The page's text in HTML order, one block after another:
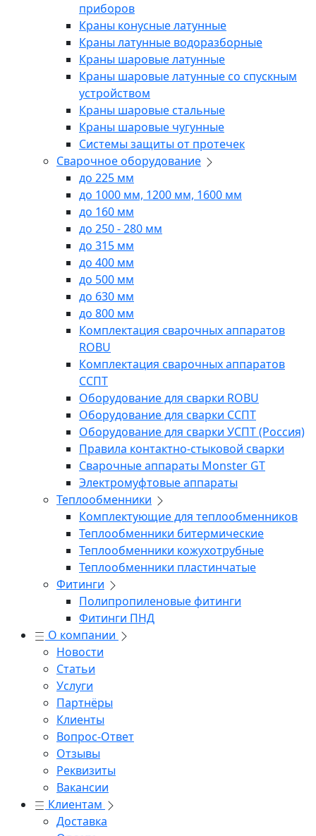
приборов
Краны конусные латунные
Краны латунные водоразборные
Краны шаровые латунные
Краны шаровые латунные со спускным
устройством
Краны шаровые стальные
Краны шаровые чугунные
Системы защиты от протечек
Сварочное оборудование
до 225 мм
до 1000 мм, 1200 мм, 1600 мм
до 160 мм
до 250 - 280 мм
до 315 мм
до 400 мм
до 500 мм
до 630 мм
до 800 мм
Комплектация сварочных аппаратов
ROBU
Комплектация сварочных аппаратов
ССПТ
Оборудование для сварки ROBU
Оборудование для сварки ССПТ
Оборудование для сварки УСПТ (Россия)
Правила контактно-стыковой сварки
Сварочные аппараты Monster GT
Электромуфтовые аппараты
Теплообменники
Комплектующие для теплообменников
Теплообменники битермические
Теплообменники кожухотрубные
Теплообменники пластинчатые
Фитинги
Полипропиленовые фитинги
Фитинги ПНД
О компании
Новости
Статьи
Услуги
Партнёры
Клиенты
Вопрос-Ответ
Отзывы
Реквизиты
Вакансии
Клиентам
Доставка